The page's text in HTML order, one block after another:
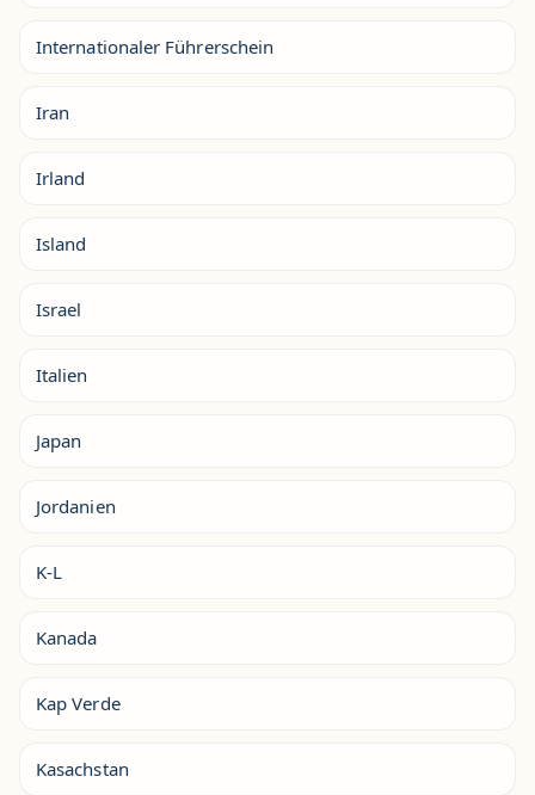
Internationaler Führerschein
Iran
Irland
Island
Israel
Italien
Japan
Jordanien
K-L
Kanada
Kap Verde
Kasachstan